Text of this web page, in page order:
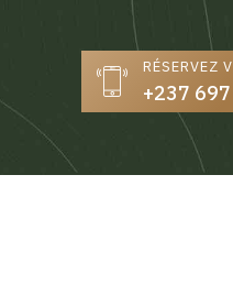
RÉSERVEZ
+237